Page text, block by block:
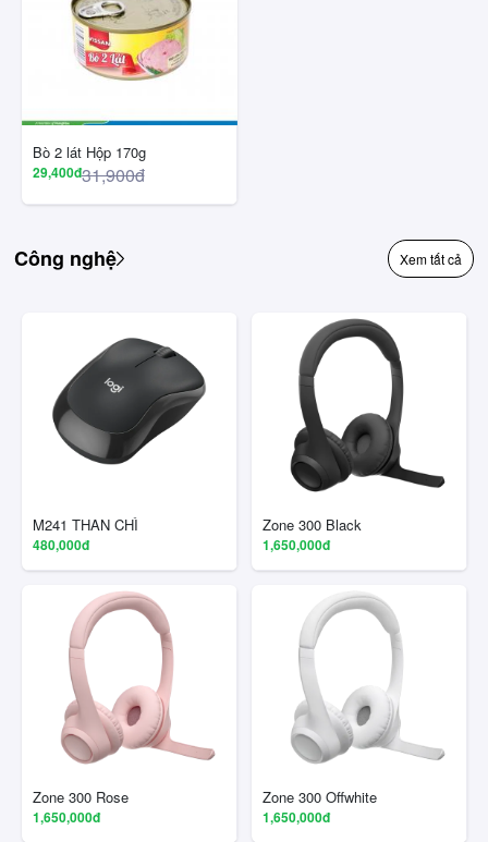
Bò 2 lát Hộp 170g
29,400đ31,900đ
Công nghệ Xem tất cả
M241 THAN CHÌ
480,000đ
Zone 300 Black
1,650,000đ
Zone 300 Rose
1,650,000đ
Zone 300 Offwhite
1,650,000đ